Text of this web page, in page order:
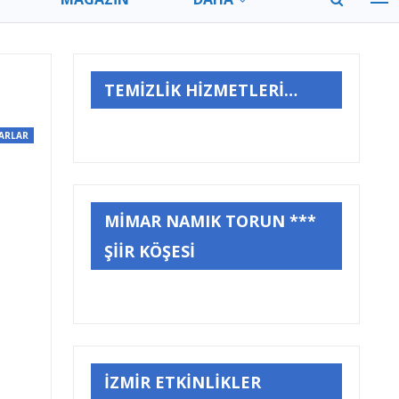
TEMİZLİK HİZMETLERİ…
MİMAR NAMIK TORUN ***
ŞİİR KÖŞESİ
İZMİR ETKİNLİKLER